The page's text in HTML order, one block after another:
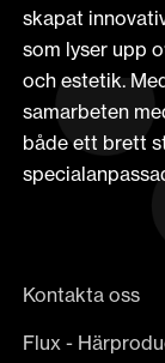
skapat
som lyser upp
och estetik.
samarbeten
både ett brett
Kontakta oss
Flux -